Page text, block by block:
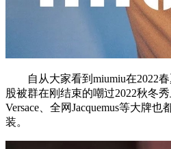
自从大家看到miumiu在2022春
股被群在刚结束的嘲过2022秋冬
Versace、全网Jacquemus等大牌
装。